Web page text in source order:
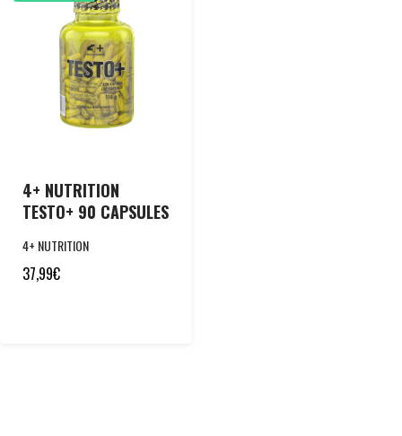
4+ NUTRITION
TESTO+ 90 CAPSULES
4+ NUTRITION
37,99€